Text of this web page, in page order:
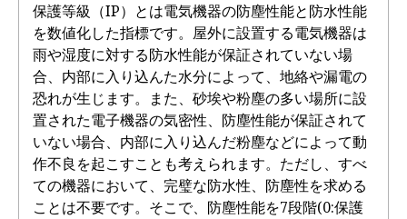
保護等級（IP）とは電気機器の防塵性能と防水性能
を数値化した指標です。屋外に設置する電気機器は
雨や湿度に対する防水性能が保証されていない場
合、内部に入り込んた水分によって、地絡や漏電の
恐れが生じます。また、砂埃や粉塵の多い場所に設
置された電子機器の気密性、防塵性能が保証されて
いない場合、内部に入り込んだ粉塵などによって動
作不良を起こすことも考えられます。ただし、すべ
ての機器において、完璧な防水性、防塵性を求める
ことは不要です。そこで、防塵性能を7段階(0:保護